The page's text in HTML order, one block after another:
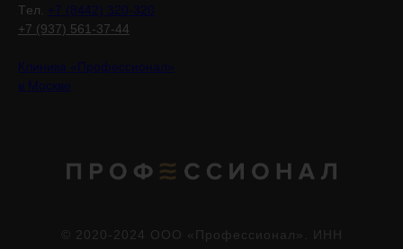
Tел. +7 (8442) 320-320
+7 (937) 561-37-44
Клиника «Профессионал»
в Москве
© 2020-2024 ООО «Профессионал». ИНН